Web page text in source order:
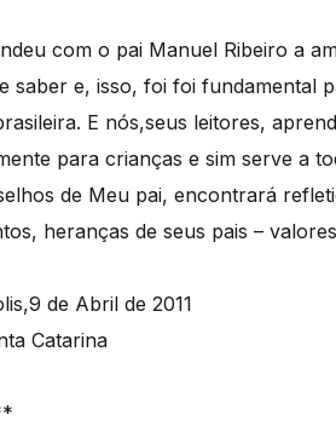
com o pai Manuel Ribeiro a
saber e, isso, foi foi fundamental
E nós,seus leitores,
para crianças e sim serve a
de Meu pai, encontrará
heranças de seus pais –
de Abril de 2011
Catarina